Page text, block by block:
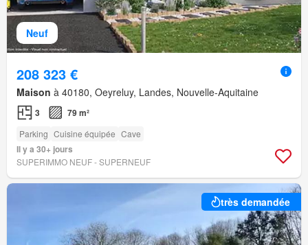
Neuf
208 323 €
Maison à 40180, Oeyreluy, Landes, Nouvelle-Aquitaine
3 79 m²
Parking Cuisine équipée Cave
Il y a 30+ jours
SUPERIMMO NEUF - SUPERNEUF
très demandée